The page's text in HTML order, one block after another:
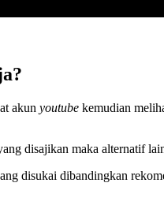
akun youtube kemudian
disajikan maka alternatif
disukai dibandingkan